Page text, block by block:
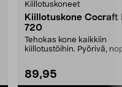
Kiillotuskoneet
Kiillotuskone Cocraft
720
Tehokas kone kaikkiin
kiillotustöihin. Pyörivä,
89,95